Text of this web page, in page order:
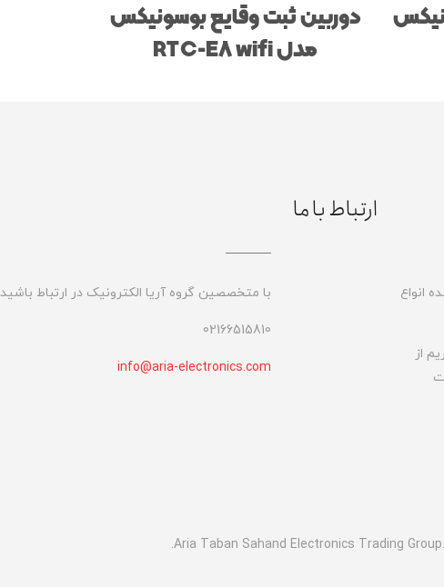
دوربین ثبت وقایع بوسونیکس
مدل RTC-E8 wifi
انواع
از
ارتباط با ما
با متخصصین گروه آریا الکترونیک در ارتباط باشید
02166515810
info@aria-electronics.com